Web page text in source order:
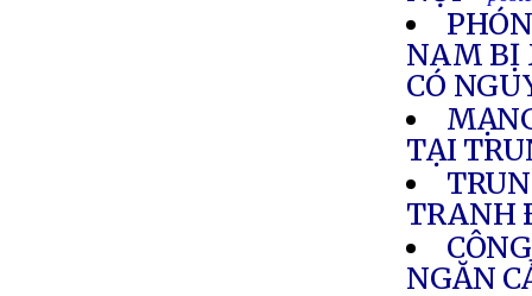
NAM BỊ
CÓ
TẠI
TRANH
NGĂN